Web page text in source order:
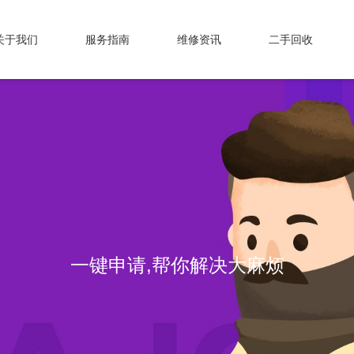
于我们 服务指南 维修资讯 二手回收
专业维修，我们值得信赖！